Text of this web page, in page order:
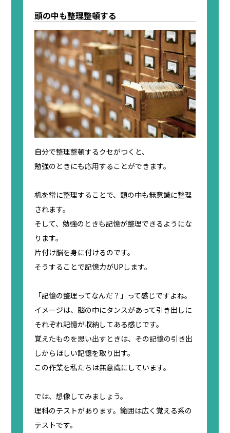
頭の中も整理整頓する
自分で整理整頓するクセがつくと、
勉強のときにも応用することができます。
机を常に整理することで、頭の中も無意識に整理
されます。
そして、勉強のときも記憶が整理できるようにな
ります。
片付け脳を身に付けるのです。
そうすることで記憶力がUPします。
「記憶の整理ってなんだ？」って感じですよね。
イメージは、脳の中にタンスがあって引き出しに
それぞれ記憶が収納してある感じです。
覚えたものを思い出すときは、その記憶の引き出
しからほしい記憶を取り出す。
この作業を私たちは無意識にしています。
では、想像してみましょう。
理科のテストがあります。範囲は広く覚える系の
テストです。